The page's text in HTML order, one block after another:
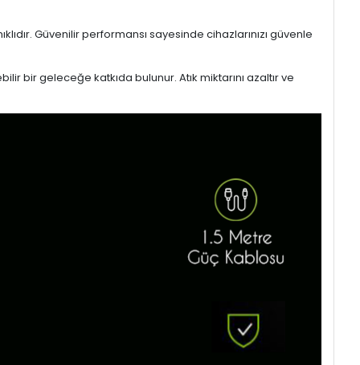
Güvenilir performansı sayesinde cihazlarınızı güvenle
bir geleceğe katkıda bulunur. Atık miktarını azaltır ve